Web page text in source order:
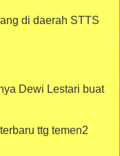
di daerah STTS
Dewi Lestari buat
ttg temen2